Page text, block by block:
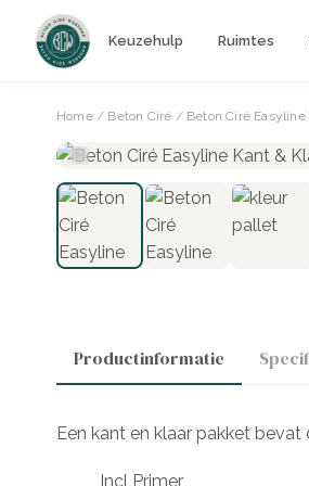
Keuzehulp Ruimtes
Home/ Beton Ciré / Beton Ciré
Productinformatie
Een kant en klaar pakket
Incl Primer